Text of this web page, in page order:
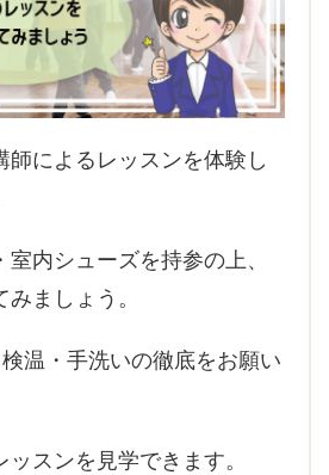
師によるレッスンを体験し
内シューズを持参の上、
ましょう。
温・手洗いの徹底をお願い
スンを見学できます。